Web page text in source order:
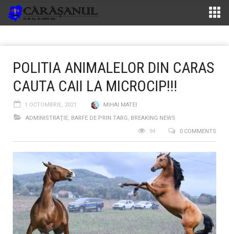
POLITIA ANIMALELOR DIN CARAS
CAUTA CAII LA MICROCIP!!!
1 OCTOMBRIE, 2021
MIHAI MATEI
ADMINISTRAŢIE, BARFE DE PRIN TARG, BREAKING NEWS
0 COMMENTS
94